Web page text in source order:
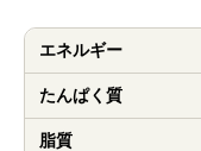
エネルギー
たんぱく質
脂質